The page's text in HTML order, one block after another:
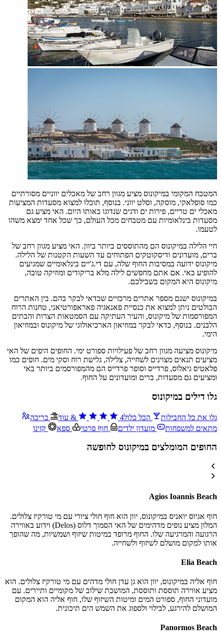
המטבח המקומי במיקונוס מציע מגוון רחב של מאכלים יווניים מסורתיים
כמו סופלאקי, מוסקה, וסלט יווני. בנוסף, תוכלו למצוא מסעדות המציעות
מאכלי ים טריים, פירות ים ודגים שנדוגו באותו היום. האי מציע גם
מסעדות בינלאומיות עם מטבחים מכל העולם, כך שכל אחד ימצא משהו
לטעמו.
חיי הלילה במיקונוס הם מהתוססים ביותר ביוון. האי מציע מגוון רחב של
ברים, מועדונים ודיסקוטקים הפתוחים עד השעות הקטנות של הלילה.
מיקונוס ידועה במסיבות החוף שלה, עם די.ג'יים בינלאומיים שמגיעים
להופיע באי. אם אתם מחפשים לילה מלא בריקודים ומוזיקה טובה,
מיקונוס היא המקום בשבילכם.
במיקונוס ישנם מספר אתרים מרכזיים שכדאי לבקר בהם. בין האתרים
הבולטים ניתן למצוא את כנסיית פאנאגיה פאראפורטיאני, טחנות הרוח
המפורסמות של מיקונוס, והעיר העתיקה עם הסמטאות הצרות והבתים
הלבנים. בנוסף, כדאי לבקר במוזיאון הארכיאולוגי של מיקונוס ובמוזיאון
הימי.
מיקונוס מציעה מגוון רחב של פעילויות ספורט ימי. החופים היפים של האי
מציעים תנאים מצוינים לשחייה, צלילה, גלישת רוח וסקי מים. חופים כמו
פלאטיס גיאלוס, פרדייס וסופר פרדייס הם מהמפורסמים ביותר באי
ומציעים גם מסעדות, ברים ומועדונים על החוף.
גלו דילים במיקונוס
גלו את כל החבילות הכל כלול4
& עוד
בריכה
מתאים למשפחות
מועדון ילדים חוף פרטי ספא קזינו
החופים המומלצים במיקונוס לחופשה
Agios Ioannis Beach
חוף אגיוס יואניס במיקונוס, יוון הוא חוף חולי ציורי עם מי טורקיז צלולים.
המלון מציע נופים מדהימים של האי הסמוך דלוס (Delos) וידוע באווירה
הרגועה והמרגיעה שלו. החוף מרופד במיטות שיזוף ושמשיות, מה שהופך
אותו למקום מושלם לשיזוף ולשחייה.
Elia Beach
חוף אליה במיקונוס, יוון הוא גן עדן חולי מדהים עם מי טורקיז צלולים. הוא
מציע אווירה תוססת ותוססת, המושכת שילוב של מקומיים ותיירים. עם
מועדוני החוף, ספורט המים ומיטות השיזוף שלו, חוף אליה הוא המקום
המושלם להירגע, לבילוי ולספוג את השמש הים תיכונית.
Panormos Beach